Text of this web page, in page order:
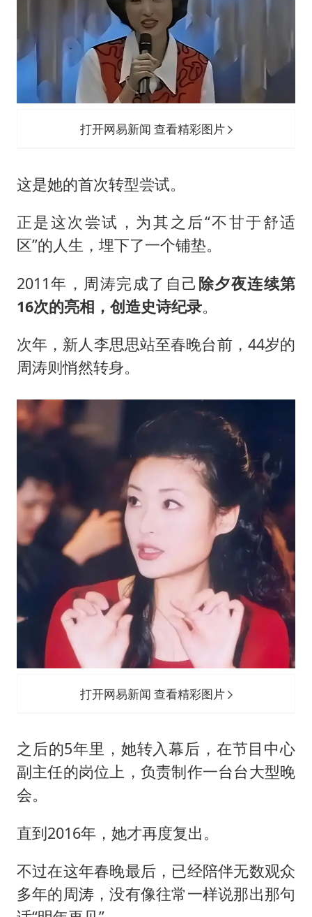
打开网易新闻 查看精彩图片
这是她的首次转型尝试。
正是这次尝试，为其之后“不甘于舒适
区”的人生，埋下了一个铺垫。
2011年，周涛完成了自己除夕夜连续第
16次的亮相，创造史诗纪录。
次年，新人李思思站至春晚台前，44岁的
周涛则悄然转身。
打开网易新闻 查看精彩图片
之后的5年里，她转入幕后，在节目中心
副主任的岗位上，负责制作一台台大型晚
会。
直到2016年，她才再度复出。
不过在这年春晚最后，已经陪伴无数观众
多年的周涛，没有像往常一样说那出那句